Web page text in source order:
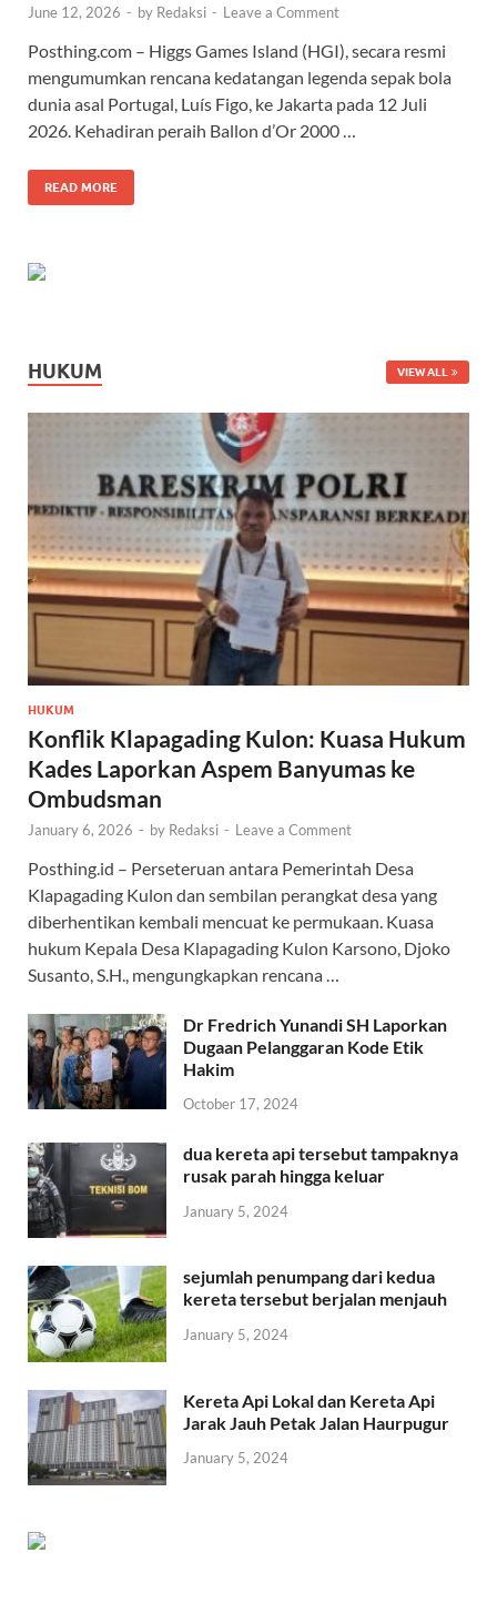
June 12, 2026 - by Redaksi - Leave a Comment
Posthing.com – Higgs Games Island (HGI), secara resmi
mengumumkan rencana kedatangan legenda sepak bola
dunia asal Portugal, Luís Figo, ke Jakarta pada 12 Juli
2026. Kehadiran peraih Ballon d’Or 2000 …
READ MORE
HUKUM VIEW ALL
HUKUM
Konflik Klapagading Kulon: Kuasa Hukum
Kades Laporkan Aspem Banyumas ke
Ombudsman
January 6, 2026 - by Redaksi - Leave a Comment
Posthing.id – Perseteruan antara Pemerintah Desa
Klapagading Kulon dan sembilan perangkat desa yang
diberhentikan kembali mencuat ke permukaan. Kuasa
hukum Kepala Desa Klapagading Kulon Karsono, Djoko
Susanto, S.H., mengungkapkan rencana …
Dr Fredrich Yunandi SH Laporkan
Dugaan Pelanggaran Kode Etik
Hakim
October 17, 2024
dua kereta api tersebut tampaknya
rusak parah hingga keluar
January 5, 2024
sejumlah penumpang dari kedua
kereta tersebut berjalan menjauh
January 5, 2024
Kereta Api Lokal dan Kereta Api
Jarak Jauh Petak Jalan Haurpugur
January 5, 2024